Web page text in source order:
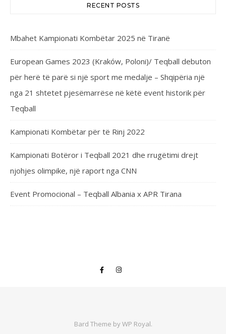
RECENT POSTS
Mbahet Kampionati Kombëtar 2025 në Tiranë
European Games 2023 (Kraków, Poloni)/ Teqball debuton
për herë të parë si një sport me medalje – Shqipëria një
nga 21 shtetet pjesëmarrëse në këtë event historik për
Teqball
Kampionati Kombëtar për të Rinj 2022
Kampionati Botëror i Teqball 2021 dhe rrugëtimi drejt
njohjes olimpike, një raport nga CNN
Event Promocional – Teqball Albania x APR Tirana
Bard Theme byWP Royal.